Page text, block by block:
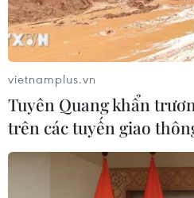
vietnamplus.vn
Tuyên Quang khẩn
trên các tuyến giao